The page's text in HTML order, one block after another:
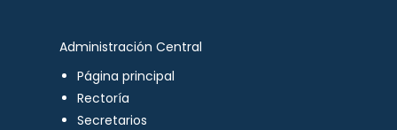
Administración Central
Página principal
Rectoría
Secretarios